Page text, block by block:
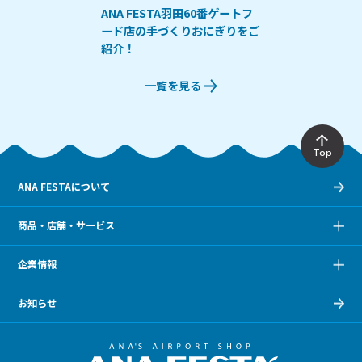
ANA FESTA羽田60番ゲートフ
ード店の手づくりおにぎりをご
紹介！
一覧を見る
Top
ANA FESTAについて
商品・店舗・サービス
企業情報
お知らせ